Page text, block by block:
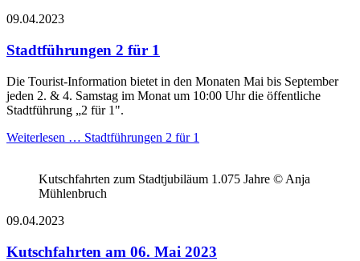
09.04.2023
Stadtführungen 2 für 1
Die Tourist-Information bietet in den Monaten Mai bis September
jeden 2. & 4. Samstag im Monat um 10:00 Uhr die öffentliche
Stadtführung „2 für 1".
Weiterlesen … Stadtführungen 2 für 1
Kutschfahrten zum Stadtjubiläum 1.075 Jahre © Anja
Mühlenbruch
09.04.2023
Kutschfahrten am 06. Mai 2023